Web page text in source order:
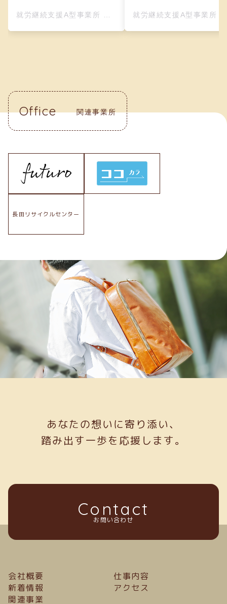
Office 関連事業所
長田リサイクルセンター
あなたの想いに寄り添い、
踏み出す一歩を応援します。
Contact
お問い合わせ
会社概要
仕事内容
新着情報
アクセス
関連事業